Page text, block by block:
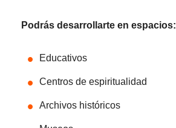
Podrás desarrollarte en espacios:
Educativos
Centros de espiritualidad
Archivos históricos